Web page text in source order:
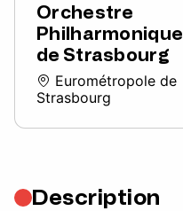
Orchestre
Philharmonique
de Strasbourg
Eurométropole de
Strasbourg
Description